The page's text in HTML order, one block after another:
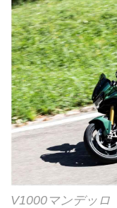
V1000マンデッロ